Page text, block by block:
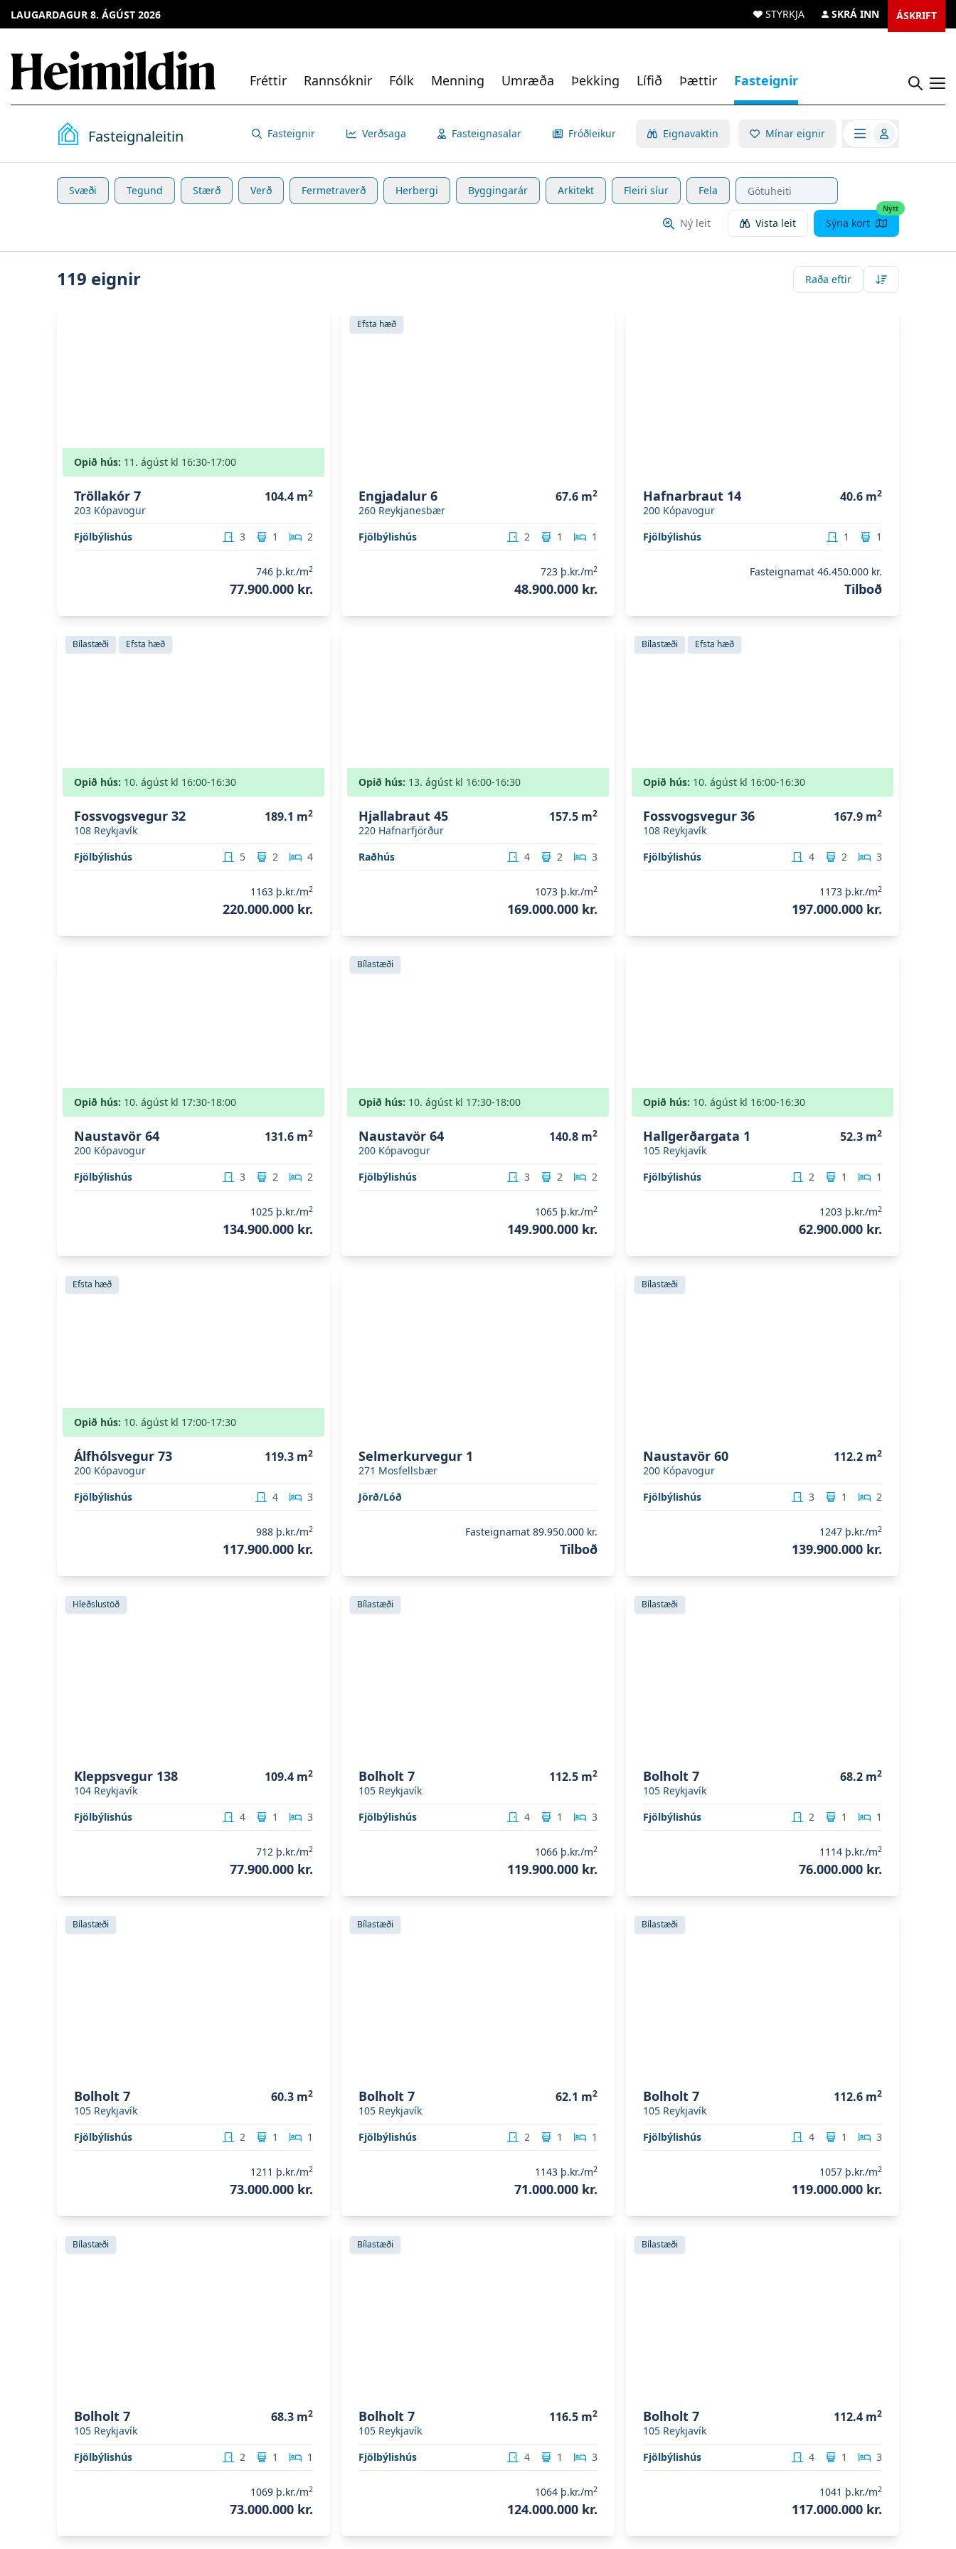
LAUGARDAGUR 8. ÁGÚST 2026 STYRKJA SKRÁ INN ÁSKRIFT
Fréttir Rannsóknir Fólk Menning Umræða Þekking Lífið Þættir Fasteignir
Fasteignaleitin Fasteignir Verðsaga Fasteignasalar Fróðleikur Eignavaktin Mínar eignir Opna valmynd
Svæði Tegund Stærð Verð Fermetraverð Herbergi Byggingarár Arkitekt Fleiri síur Fela
Ný leit Vista leit
Nýtt
Sýna kort
119 eignir Raða eftir
Opið hús: 11. ágúst kl 16:30-17:00
Tröllakór 7
203 Kópavogur
104.4 m2
Fjölbýlishús 3 1 2
746 þ.kr./m2
77.900.000 kr.
Skoða eignina
Efsta hæð
Engjadalur 6
260 Reykjanesbær
67.6 m2
Fjölbýlishús 2 1 1
723 þ.kr./m2
48.900.000 kr.
Hafnarbraut 14
200 Kópavogur
40.6 m2
Fjölbýlishús 1 1
Fasteignamat 46.450.000 kr.
Tilboð
Skoða eigninaFossvogsvegur 32
Bílastæði Efsta hæð
Opið hús: 10. ágúst kl 16:00-16:30
Fossvogsvegur 32
108 Reykjavík
189.1 m2
Fjölbýlishús 5 2 4
1163 þ.kr./m2
220.000.000 kr.
Opið hús: 13. ágúst kl 16:00-16:30
Hjallabraut 45
220 Hafnarfjörður
157.5 m2
Raðhús 4 2 3
1073 þ.kr./m2
169.000.000 kr.
Skoða eigninaFossvogsvegur 36
Bílastæði Efsta hæð
Opið hús: 10. ágúst kl 16:00-16:30
Fossvogsvegur 36
108 Reykjavík
167.9 m2
Fjölbýlishús 4 2 3
1173 þ.kr./m2
197.000.000 kr.
Opið hús: 10. ágúst kl 17:30-18:00
Naustavör 64
200 Kópavogur
131.6 m2
Fjölbýlishús 3 2 2
1025 þ.kr./m2
134.900.000 kr.
Skoða eignina
Bílastæði
Opið hús: 10. ágúst kl 17:30-18:00
Naustavör 64
200 Kópavogur
140.8 m2
Fjölbýlishús 3 2 2
1065 þ.kr./m2
149.900.000 kr.
Opið hús: 10. ágúst kl 16:00-16:30
Hallgerðargata 1
105 Reykjavík
52.3 m2
Fjölbýlishús 2 1 1
1203 þ.kr./m2
62.900.000 kr.
Skoða eignina
Efsta hæð
Opið hús: 10. ágúst kl 17:00-17:30
Álfhólsvegur 73
200 Kópavogur
119.3 m2
Fjölbýlishús 4 3
988 þ.kr./m2
117.900.000 kr.
Selmerkurvegur 1
271 Mosfellsbær
Jörð/Lóð
Fasteignamat 89.950.000 kr.
Tilboð
Skoða eignina
Bílastæði
Naustavör 60
200 Kópavogur
112.2 m2
Fjölbýlishús 3 1 2
1247 þ.kr./m2
139.900.000 kr.
Skoða eignina
Hleðslustöð
Kleppsvegur 138
104 Reykjavík
109.4 m2
Fjölbýlishús 4 1 3
712 þ.kr./m2
77.900.000 kr.
Skoða eignina
Bílastæði
Bolholt 7
105 Reykjavík
112.5 m2
Fjölbýlishús 4 1 3
1066 þ.kr./m2
119.900.000 kr.
Skoða eignina
Bílastæði
Bolholt 7
105 Reykjavík
68.2 m2
Fjölbýlishús 2 1 1
1114 þ.kr./m2
76.000.000 kr.
Skoða eignina
Bílastæði
Bolholt 7
105 Reykjavík
60.3 m2
Fjölbýlishús 2 1 1
1211 þ.kr./m2
73.000.000 kr.
Skoða eignina
Bílastæði
Bolholt 7
105 Reykjavík
62.1 m2
Fjölbýlishús 2 1 1
1143 þ.kr./m2
71.000.000 kr.
Skoða eignina
Bílastæði
Bolholt 7
105 Reykjavík
112.6 m2
Fjölbýlishús 4 1 3
1057 þ.kr./m2
119.000.000 kr.
Skoða eignina
Bílastæði
Bolholt 7
105 Reykjavík
68.3 m2
Fjölbýlishús 2 1 1
1069 þ.kr./m2
73.000.000 kr.
Skoða eignina
Bílastæði
Bolholt 7
105 Reykjavík
116.5 m2
Fjölbýlishús 4 1 3
1064 þ.kr./m2
124.000.000 kr.
Skoða eignina
Bílastæði
Bolholt 7
105 Reykjavík
112.4 m2
Fjölbýlishús 4 1 3
1041 þ.kr./m2
117.000.000 kr.